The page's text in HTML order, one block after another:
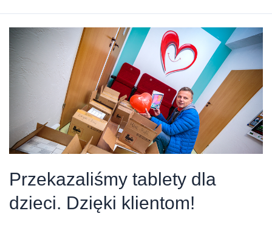
T10s.
Tani
tablet
Przekazaliśmy tablety dla
dzieci. Dzięki klientom!